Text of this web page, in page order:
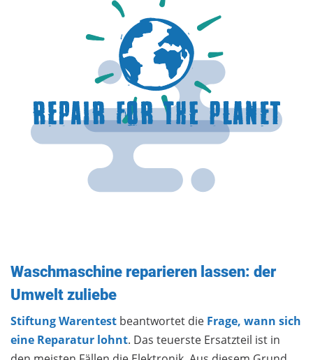
Waschmaschine reparieren lassen: der
Umwelt zuliebe
Stiftung Warentest beantwortet die Frage, wann sich
eine Reparatur lohnt. Das teuerste Ersatzteil ist in